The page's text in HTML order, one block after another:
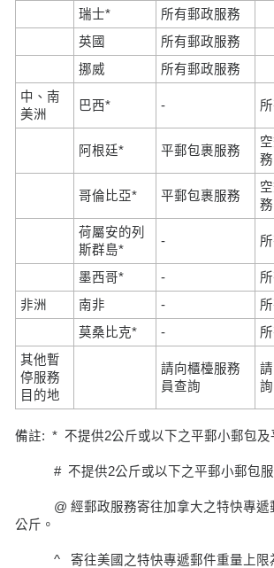
瑞士*
所有郵政服務
英國
所有郵政服務
挪威
所有郵政服務
中、南
美洲
巴西* -
阿根廷* 平郵包裹服務
務
哥倫比亞* 平郵包裹服務
務
荷屬安的列
斯群島*
-
墨西哥* -
非洲
南非 -
莫桑比克*
-
其他暫
停服務
目的地
請向櫃檯服務
員查詢
詢
備註: * 不提供2公斤或以下之平郵小郵包及
# 不提供2公斤或以下之平郵小郵包服
@ 經郵政服務寄往加拿大之特快專遞
公斤。
^ 寄往美國之特快專遞郵件重量上限